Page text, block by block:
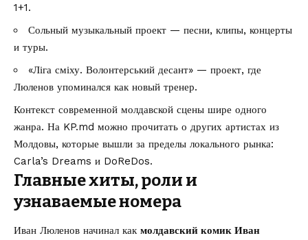
1+1.
Сольный музыкальный проект — песни, клипы, концерты
и туры.
«Ліга сміху. Волонтерський десант» — проект, где
Люленов упоминался как новый тренер.
Контекст современной молдавской сцены шире одного
жанра. На KP.md можно прочитать о других артистах из
Молдовы, которые вышли за пределы локального рынка:
Carla’s Dreams и DoReDos.
Главные хиты, роли и
узнаваемые номера
Иван Люленов начинал как молдавский комик Иван